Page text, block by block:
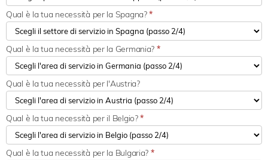
Qual è la tua necessità per la Spagna?*
Qual è la tua necessità per la Germania? *
Qual è la tua necessità per l'Austria?
Qual è la tua necessità per il Belgio?*
Qual è la tua necessità per la Bulgaria? *